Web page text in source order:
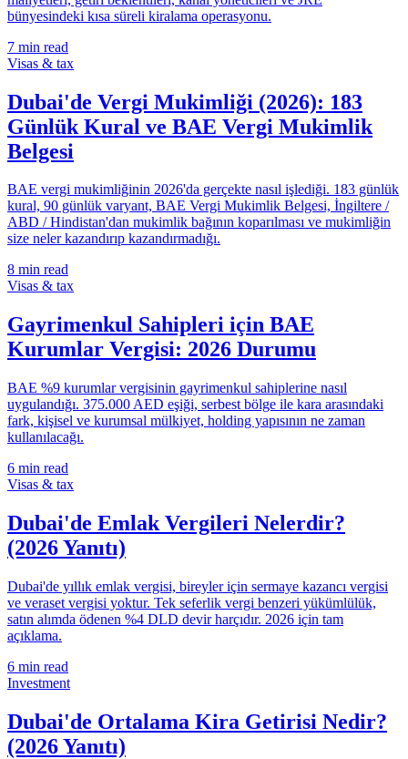
bünyesindeki kısa süreli kiralama operasyonu.
7 min read
Visas & tax
Dubai'de Vergi Mukimliği (2026): 183
Günlük Kural ve BAE Vergi Mukimlik
Belgesi
BAE vergi mukimliğinin 2026'da gerçekte nasıl işlediği. 183 günlük
kural, 90 günlük varyant, BAE Vergi Mukimlik Belgesi, İngiltere /
ABD / Hindistan'dan mukimlik bağının koparılması ve mukimliğin
size neler kazandırıp kazandırmadığı.
8 min read
Visas & tax
Gayrimenkul Sahipleri için BAE
Kurumlar Vergisi: 2026 Durumu
BAE %9 kurumlar vergisinin gayrimenkul sahiplerine nasıl
uygulandığı. 375.000 AED eşiği, serbest bölge ile kara arasındaki
fark, kişisel ve kurumsal mülkiyet, holding yapısının ne zaman
kullanılacağı.
6 min read
Visas & tax
Dubai'de Emlak Vergileri Nelerdir?
(2026 Yanıtı)
Dubai'de yıllık emlak vergisi, bireyler için sermaye kazancı vergisi
ve veraset vergisi yoktur. Tek seferlik vergi benzeri yükümlülük,
satın alımda ödenen %4 DLD devir harçıdır. 2026 için tam
açıklama.
6 min read
Investment
Dubai'de Ortalama Kira Getirisi Nedir?
(2026 Yanıtı)